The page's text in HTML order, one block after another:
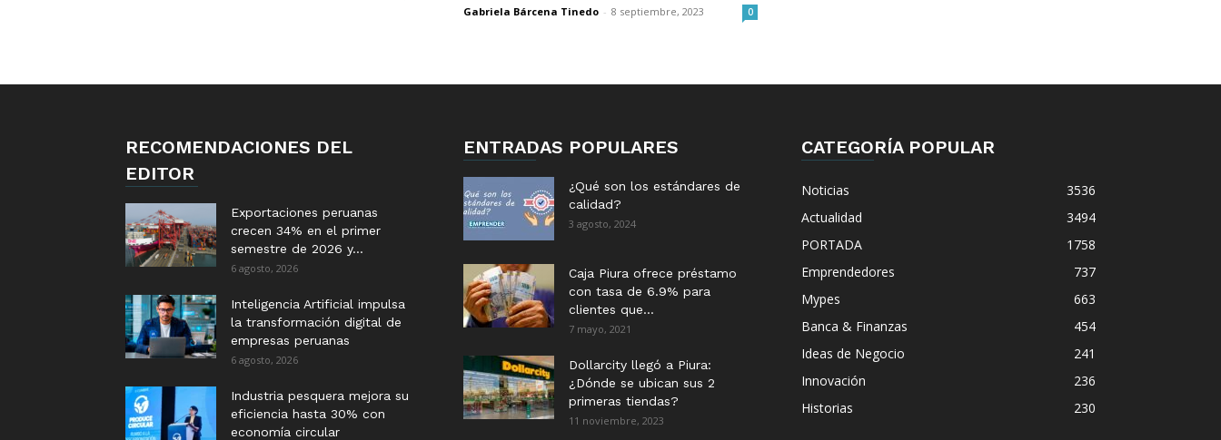
Gabriela Bárcena Tinedo - 8 septiembre, 2023 0
RECOMENDACIONES DEL
EDITOR
Exportaciones peruanas
crecen 34% en el primer
semestre de 2026 y...
6 agosto, 2026
Inteligencia Artificial impulsa
la transformación digital de
empresas peruanas
6 agosto, 2026
Industria pesquera mejora su
eficiencia hasta 30% con
economía circular
ENTRADAS POPULARES
¿Qué son los estándares de
calidad?
3 agosto, 2024
Caja Piura ofrece préstamo
con tasa de 6.9% para
clientes que...
7 mayo, 2021
Dollarcity llegó a Piura:
¿Dónde se ubican sus 2
primeras tiendas?
11 noviembre, 2023
CATEGORÍA POPULAR
Noticias
3536
Actualidad
3494
PORTADA
1758
Emprendedores
737
Mypes
663
Banca & Finanzas
454
Ideas de Negocio
241
Innovación
236
Historias
230